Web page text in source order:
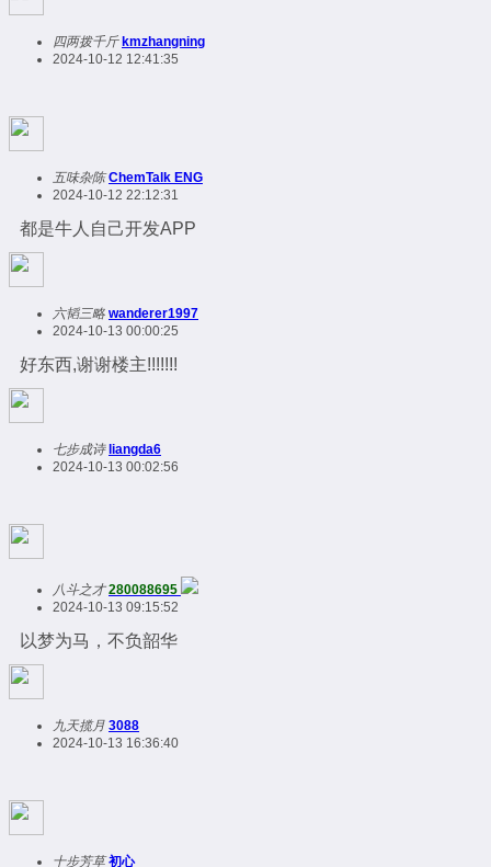
四两拨千斤 kmzhangning
2024-10-12 12:41:35
五味杂陈 ChemTalk ENG
2024-10-12 22:12:31
都是牛人自己开发APP
六韬三略 wanderer1997
2024-10-13 00:00:25
好东西,谢谢楼主!!!!!!!
七步成诗 liangda6
2024-10-13 00:02:56
八斗之才 280088695
2024-10-13 09:15:52
以梦为马，不负韶华
九天揽月 3088
2024-10-13 16:36:40
十步芳草 初心